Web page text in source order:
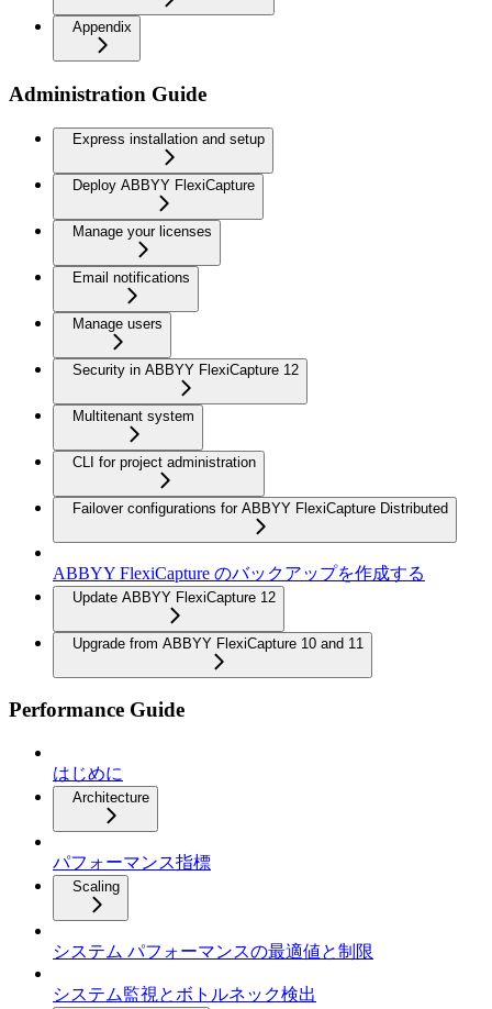
Appendix
Administration Guide
Express installation and setup
Deploy ABBYY FlexiCapture
Manage your licenses
Email notifications
Manage users
Security in ABBYY FlexiCapture 12
Multitenant system
CLI for project administration
Failover configurations for ABBYY FlexiCapture Distributed
ABBYY FlexiCapture のバックアップを作成する
Update ABBYY FlexiCapture 12
Upgrade from ABBYY FlexiCapture 10 and 11
Performance Guide
はじめに
Architecture
パフォーマンス指標
Scaling
システム パフォーマンスの最適値と制限
システム監視とボトルネック検出